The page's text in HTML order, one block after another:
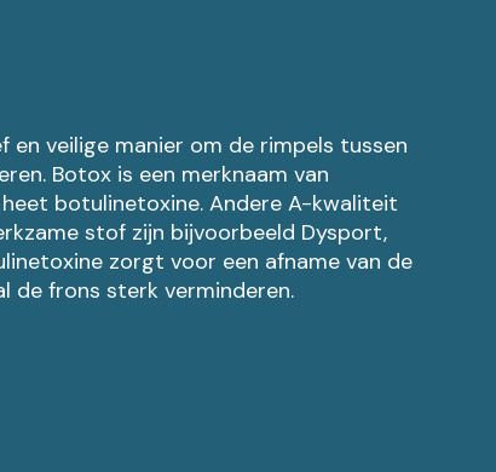
veilige manier om de rimpels tussen
Botox is een merknaam van
botulinetoxine. Andere A-kwaliteit
stof zijn bijvoorbeeld Dysport,
zorgt voor een afname van de
de frons sterk verminderen.